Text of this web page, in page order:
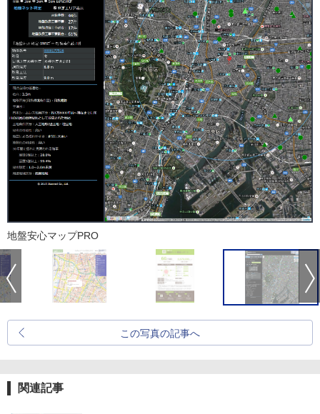
地盤安心マップPRO
この写真の記事へ
関連記事